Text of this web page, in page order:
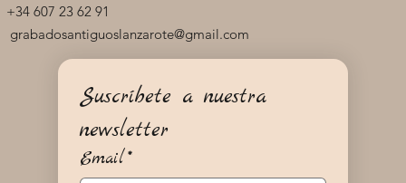
+34 607 23 62 91
grabadosantiguoslanzarote@gmail.com
Suscríbete a nuestra
newsletter
Email*